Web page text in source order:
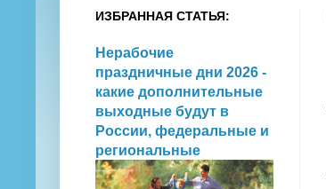
ИЗБРАННАЯ СТАТЬЯ:
Нерабочие
праздничные дни 2026 -
какие дополнительные
выходные будут в
России, федеральные и
региональные